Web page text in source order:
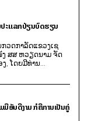
ປະແລກປ່ຽນບົດຮຽນ
ວດກາລັດແຂວງເຊ
ສສ ຫວຽດນາມ ຈັດ
, ໂດຍມີທ່ານ...
ອັນດີງາມ ກໍຄືການເປັນຄູ່